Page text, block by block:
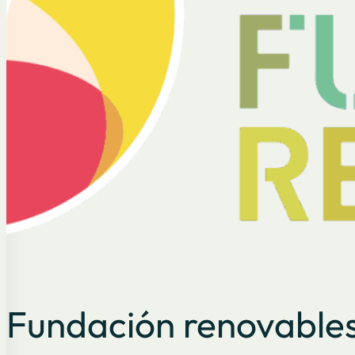
Fundación